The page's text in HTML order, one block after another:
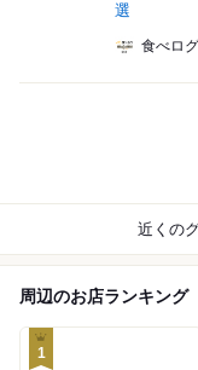
選
食べロ
近くの
周辺のお店ランキング
1